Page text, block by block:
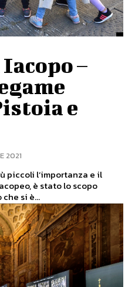
–
e
2021
piccoli l’importanza e il
è stato lo scopo
si è...